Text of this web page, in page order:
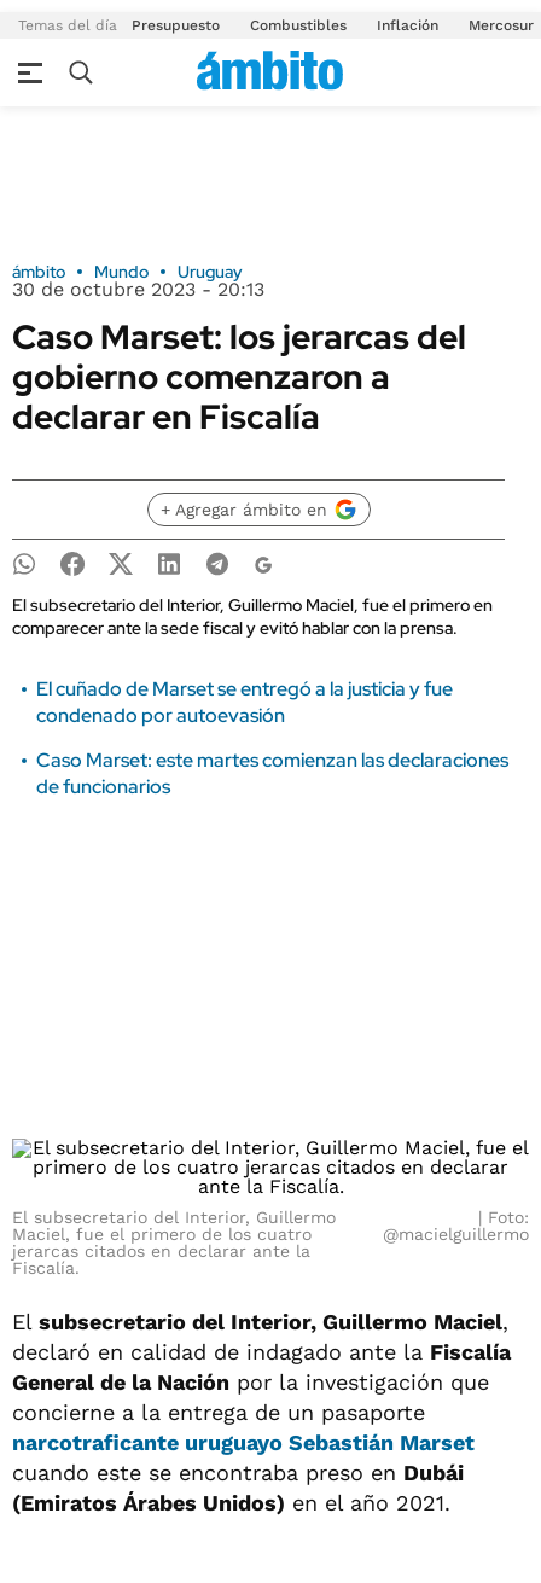
Temas del día Presupuesto Combustibles Inflación Mercosur
ámbito Mundo Uruguay
30 de octubre 2023 - 20:13
Caso Marset: los jerarcas del
gobierno comenzaron a
declarar en Fiscalía
+ Agregar ámbito en
El subsecretario del Interior, Guillermo Maciel, fue el primero en
comparecer ante la sede fiscal y evitó hablar con la prensa.
El cuñado de Marset se entregó a la justicia y fue
condenado por autoevasión
Caso Marset: este martes comienzan las declaraciones
de funcionarios
El subsecretario del Interior, Guillermo
Maciel, fue el primero de los cuatro
jerarcas citados en declarar ante la
Fiscalía.
Foto:
@macielguillermo
El subsecretario del Interior, Guillermo Maciel,
declaró en calidad de indagado ante la Fiscalía
General de la Nación por la investigación que
concierne a la entrega de un pasaporte
narcotraficante uruguayo Sebastián Marset
cuando este se encontraba preso en Dubái
(Emiratos Árabes Unidos) en el año 2021.